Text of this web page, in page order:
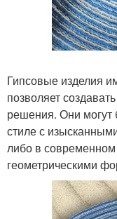
Гипсовые изделия
позволяет
решения. Они могут
стиле с
либо в
геометрическими